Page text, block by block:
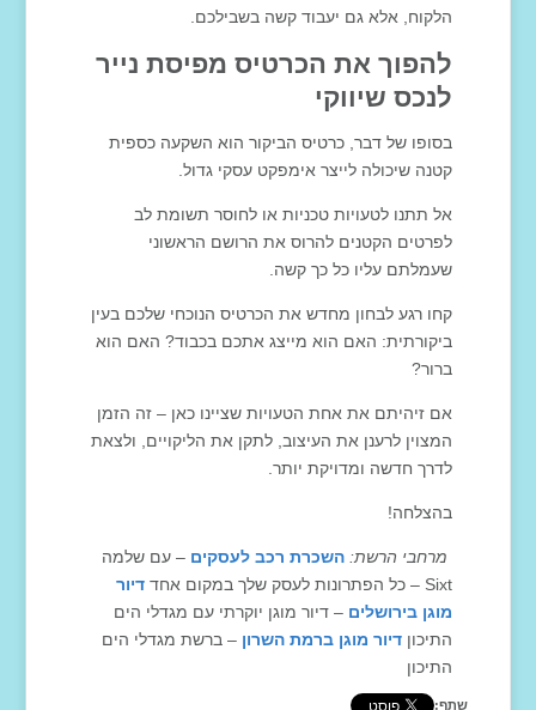
הלקוח, אלא גם יעבוד קשה בשבילכם.
להפוך את הכרטיס מפיסת נייר
לנכס שיווקי
בסופו של דבר, כרטיס הביקור הוא השקעה כספית
קטנה שיכולה לייצר אימפקט עסקי גדול.
אל תתנו לטעויות טכניות או לחוסר תשומת לב
לפרטים הקטנים להרוס את הרושם הראשוני
שעמלתם עליו כל כך קשה.
קחו רגע לבחון מחדש את הכרטיס הנוכחי שלכם בעין
ביקורתית: האם הוא מייצג אתכם בכבוד? האם הוא
ברור?
אם זיהיתם את אחת הטעויות שציינו כאן – זה הזמן
המצוין לרענן את העיצוב, לתקן את הליקויים, ולצאת
לדרך חדשה ומדויקת יותר.
בהצלחה!
מרחבי הרשת: השכרת רכב לעסקים – עם שלמה
Sixt – כל הפתרונות לעסק שלך במקום אחד
דיור
מוגן בירושלים – דיור מוגן יוקרתי עם מגדלי הים
התיכון דיור מוגן ברמת השרון – ברשת מגדלי הים
התיכון
שתף: